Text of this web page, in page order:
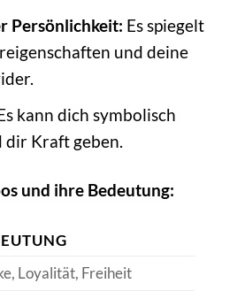
Persönlichkeit: Es spiegelt
und deine
kann dich symbolisch
dir Kraft geben.
und ihre Bedeutung:
Loyalität, Freiheit